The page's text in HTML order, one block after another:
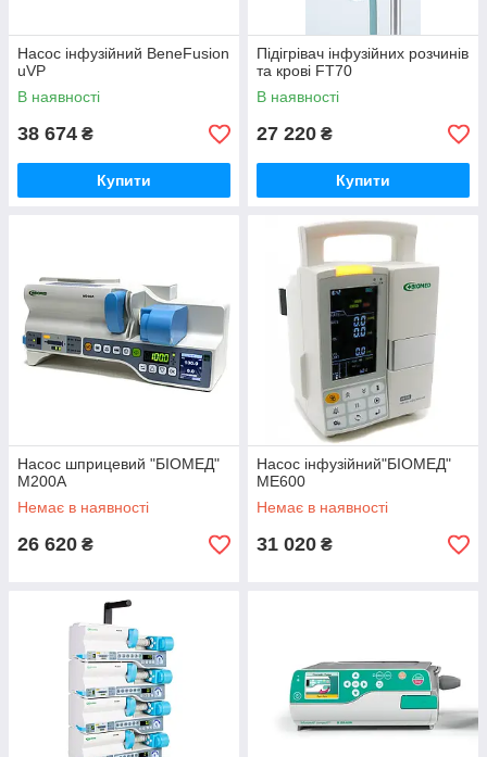
Насос інфузійний BeneFusion
uVP
В наявності
38 674 ₴
Купити
Підігрівач інфузійних розчинів
та крові FT70
В наявності
27 220 ₴
Купити
Насос шприцевий "БІОМЕД"
M200A
Немає в наявності
26 620 ₴
Насос інфузійний"БІОМЕД"
МЕ600
Немає в наявності
31 020 ₴